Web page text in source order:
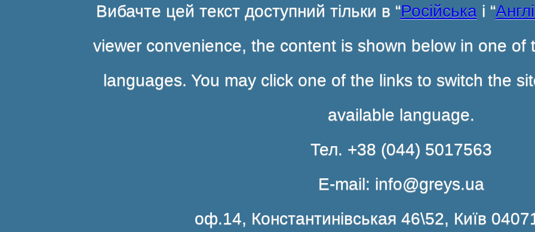
Вибачте цей текст доступний тільки в “Російськаі “
viewer convenience, the content is shown below in one of
languages. You may click one of the links to switch the
available language.
Тел. +38 (044) 5017563
E-mail: info@greys.ua
оф.14, Константинівськая 46\52, Київ